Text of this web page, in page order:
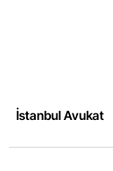
İstanbul Avukat